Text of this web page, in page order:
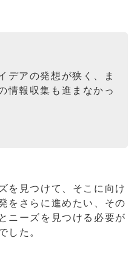
デアの発想が狭く、ま
情報収集も進まなかっ
を見つけて、そこに向け
をさらに進めたい、その
ニーズを見つける必要が
した。